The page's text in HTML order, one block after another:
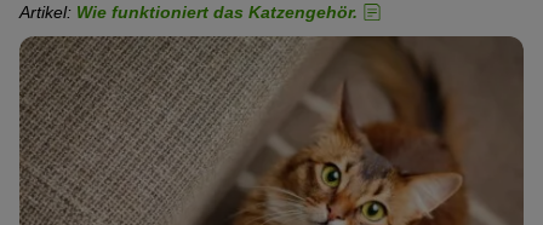
Artikel: Wie funktioniert das Katzengehör.